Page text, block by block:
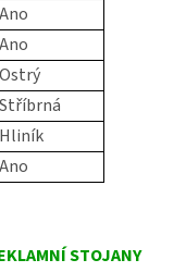
Ano
Ano
Ostrý
Stříbrná
Hliník
Ano
STOJANY